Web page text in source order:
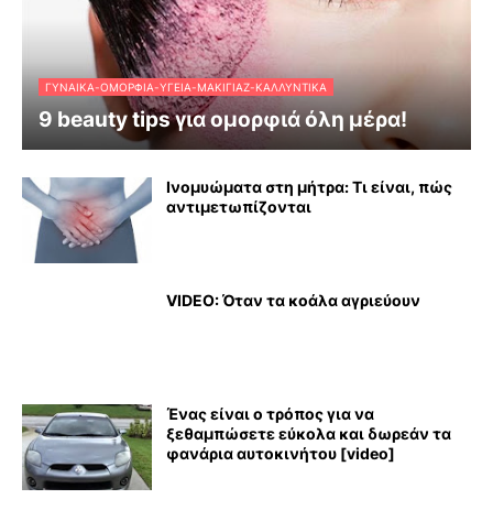
ΓΥΝΑΊΚΑ-ΟΜΟΡΦΙΆ-ΥΓΕΊΑ-ΜΑΚΙΓΙΆΖ-ΚΑΛΛΥΝΤΙΚΆ
9 beauty tips για ομορφιά όλη μέρα!
Ινομυώματα στη μήτρα: Τι είναι, πώς
αντιμετωπίζονται
VIDEO: Όταν τα κοάλα αγριεύουν
Ένας είναι ο τρόπος για να
ξεθαμπώσετε εύκολα και δωρεάν τα
φανάρια αυτοκινήτου [video]